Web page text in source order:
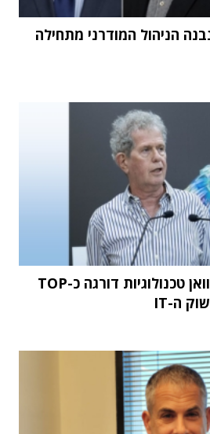
הניהול המודרני מתחילה
מחקר STKI השנתי: וואן טכנולוגיות דורגה כ-TOP